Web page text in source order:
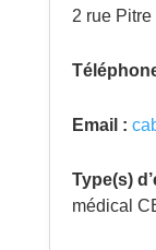
2 rue
Email :
Type(s)
médical